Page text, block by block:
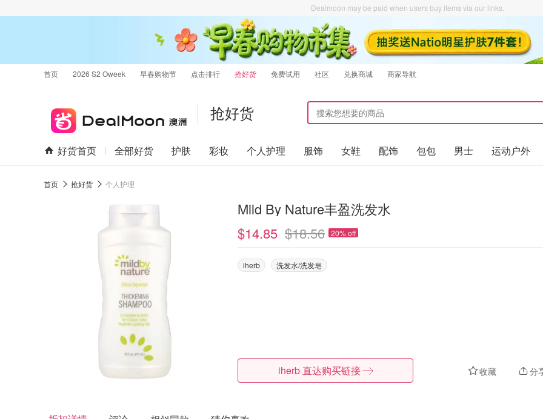
Dealmoon may be paid when users buy items via our links.
首页 2026 S2 Oweek 早春购物节 点击排行 抢好货 免费试用 社区 兑换商城 商家导航
抢好货
好货首页 全部好货 护肤 彩妆 个人护理 服饰 女鞋 配饰 包包 男士 运动户外
首页 抢好货 个人护理
Mild By Nature丰盈洗发水
$14.85 $18.56 20% off
iherb 洗发水/洗发皂
收藏 分
iherb 直达购买链接